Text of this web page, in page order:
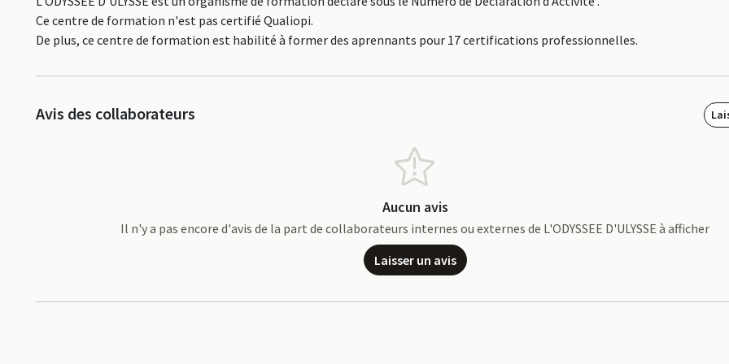
Ce centre de formation n'est pas certifié Qualiopi.
De plus, ce centre de formation est habilité à former des aprennants pour 17 certifications professionnelles.
Avis des collaborateurs
Aucun avis
Il n'y a pas encore d'avis de la part de collaborateurs internes ou externes de L'ODYSSEE D'ULYSSE à afficher
Laisser un avis